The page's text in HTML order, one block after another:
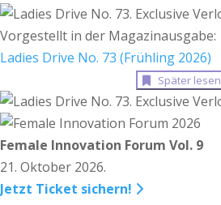
Vorgestellt in der Magazinausgabe:
Ladies Drive No. 73 (Frühling 2026)
Später lesen
Female Innovation Forum Vol. 9
21. Oktober 2026.
Jetzt Ticket sichern!